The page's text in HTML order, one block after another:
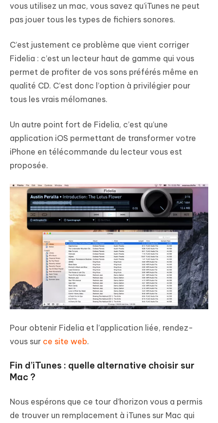
vous utilisez un mac, vous savez qu’iTunes ne peut
pas jouer tous les types de fichiers sonores.
C’est justement ce problème que vient corriger
Fidelia : c’est un lecteur haut de gamme qui vous
permet de profiter de vos sons préférés même en
qualité CD. C’est donc l’option à privilégier pour
tous les vrais mélomanes.
Un autre point fort de Fidelia, c’est qu’une
application iOS permettant de transformer votre
iPhone en télécommande du lecteur vous est
proposée.
Pour obtenir Fidelia et l’application liée, rendez-
vous sur ce site web.
Fin d’iTunes : quelle alternative choisir sur
Mac ?
Nous espérons que ce tour d’horizon vous a permis
de trouver un remplacement à iTunes sur Mac qui